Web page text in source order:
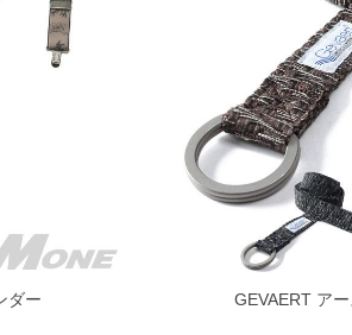
ご了承下さい。
ァスナーや調節ひもが付いている、極
。
せて頂いております。予めご了承くださ
ダー
GEVAERT ア